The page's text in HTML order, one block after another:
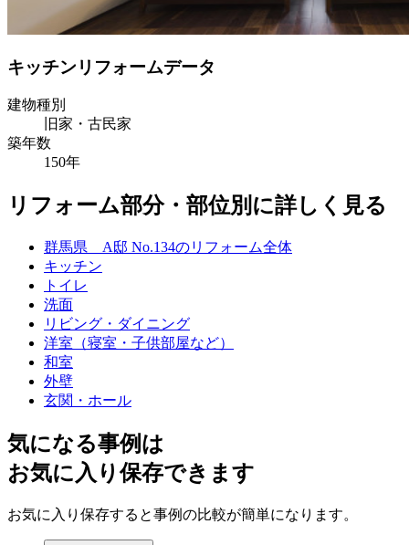
キッチンリフォームデータ
建物種別
旧家・古民家
築年数
150年
リフォーム部分・部位別に詳しく見る
群馬県 A邸 No.134のリフォーム全体
キッチン
トイレ
洗面
リビング・ダイニング
洋室（寝室・子供部屋など）
和室
外壁
玄関・ホール
気になる事例は
お気に入り保存できます
お気に入り保存すると事例の比較が簡単になります。